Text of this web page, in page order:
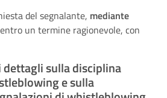
del segnalante, mediante
un termine ragionevole, con
sulla disciplina
e sulla